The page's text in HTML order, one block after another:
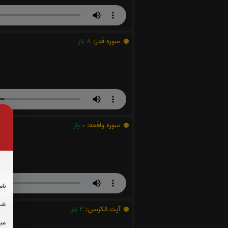
سوره قدر: 8 بار
سوره واقعه: 0 بار
آیت الکرسی: 2 بار